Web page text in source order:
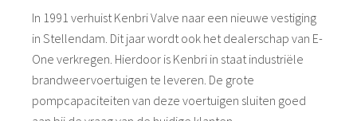
In 1991 verhuist Kenbri Valve naar een nieuwe vestiging
in Stellendam. Dit jaar wordt ook het dealerschap van E-
One verkregen. Hierdoor is Kenbri in staat industriële
brandweervoertuigen te leveren. De grote
pompcapaciteiten van deze voertuigen sluiten goed